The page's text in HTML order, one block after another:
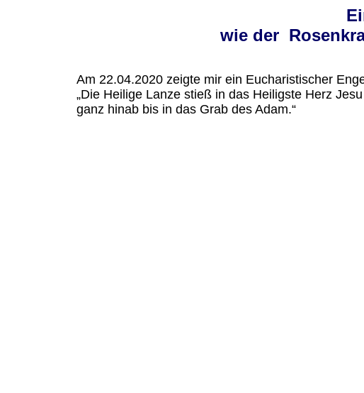
wie der
Am 22.04.2020 zeigte mir ein Eucharistischer
„Die Heilige Lanze stieß in das Heiligste Herz
ganz hinab bis in das Grab des Adam.“